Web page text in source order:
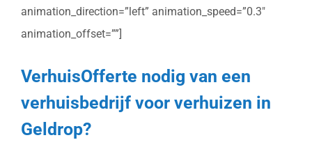
animation_direction=”left” animation_speed=”0.3″
animation_offset=””]
VerhuisOfferte nodig van een
verhuisbedrijf voor verhuizen in
Geldrop?